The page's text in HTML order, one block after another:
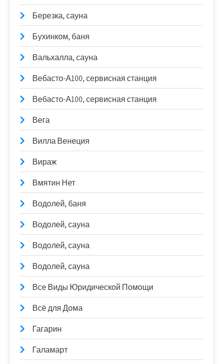
Березка, сауна
Бухинком, баня
Вальхалла, сауна
Вебасто-А100, сервисная станция
Вебасто-А100, сервисная станция
Вега
Вилла Венеция
Вираж
Вмятин Нет
Водолей, баня
Водолей, сауна
Водолей, сауна
Водолей, сауна
Все Виды Юридической Помощи
Всё для Дома
Гагарин
Галамарт